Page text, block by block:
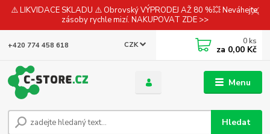
⚠️ LIKVIDACE SKLADU ⚠️ Obrovský VÝPRODEJ AŽ 80 %💥 Neváhejte,
zásoby rychle mizí. NAKUPOVAT ZDE >>
Menu
CZK
Hledat
+420 774 458 618 0 ks
za 0,00 Kč